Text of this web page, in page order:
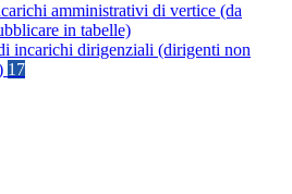
amministrativi di vertice (da
in tabelle)
incarichi dirigenziali (dirigenti non
17